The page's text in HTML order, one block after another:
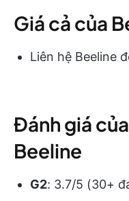
Giá cả của
Liên hệ Beeline
Đánh giá
Beeline
G2: 3.7/5 (30+